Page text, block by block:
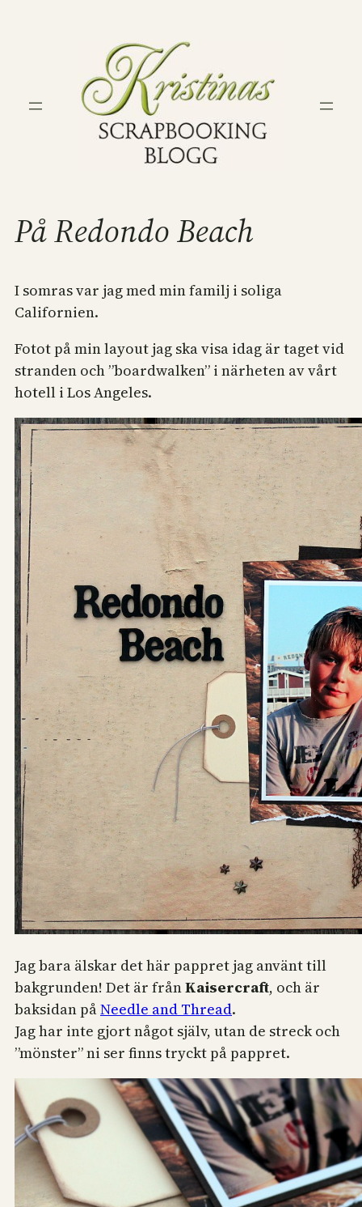
På Redondo Beach
I somras var jag med min familj i soliga
Californien.
Fotot på min layout jag ska visa idag är taget vid
stranden och ”boardwalken” i närheten av vårt
hotell i Los Angeles.
Jag bara älskar det här pappret jag använt till
bakgrunden! Det är frånKaisercraft, och är
baksidan påNeedle and Thread.
Jag har inte gjort något själv, utan de streck och
”mönster” ni ser finns tryckt på pappret.